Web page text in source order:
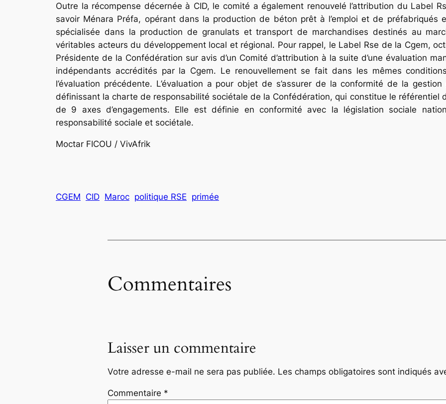
Outre la récompense décernée à CID, le comité a également renouvelé l’attribution du Label
savoir Ménara Préfa, opérant dans la production de béton prêt à l’emploi et de préfabriqués
spécialisée dans la production de granulats et transport de marchandises destinés au
véritables acteurs du développement local et régional. Pour rappel, le Label Rse de la Cgem,
Présidente de la Confédération sur avis d’un Comité d’attribution à la suite d’une évaluation
indépendants accrédités par la Cgem. Le renouvellement se fait dans les mêmes
l’évaluation précédente. L’évaluation a pour objet de s’assurer de la conformité de la
définissant la charte de responsabilité sociétale de la Confédération, qui constitue le référentiel
de 9 axes d’engagements. Elle est définie en conformité avec la législation sociale
responsabilité sociale et sociétale.
Moctar FICOU / VivAfrik
CGEM CID Maroc politique RSE primée
Commentaires
Laisser un commentaire
Votre adresse e-mail ne sera pas publiée. Les champs obligatoires sont indiqués
Commentaire *